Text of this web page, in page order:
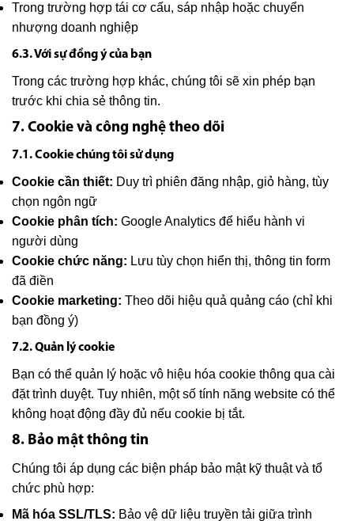
Trong trường hợp tái cơ cấu, sáp nhập hoặc chuyển
nhượng doanh nghiệp
6.3. Với sự đồng ý của bạn
Trong các trường hợp khác, chúng tôi sẽ xin phép bạn
trước khi chia sẻ thông tin.
7. Cookie và công nghệ theo dõi
7.1. Cookie chúng tôi sử dụng
Cookie cần thiết: Duy trì phiên đăng nhập, giỏ hàng, tùy
chọn ngôn ngữ
Cookie phân tích: Google Analytics để hiểu hành vi
người dùng
Cookie chức năng: Lưu tùy chọn hiển thị, thông tin form
đã điền
Cookie marketing: Theo dõi hiệu quả quảng cáo (chỉ khi
bạn đồng ý)
7.2. Quản lý cookie
Bạn có thể quản lý hoặc vô hiệu hóa cookie thông qua cài
đặt trình duyệt. Tuy nhiên, một số tính năng website có thể
không hoạt động đầy đủ nếu cookie bị tắt.
8. Bảo mật thông tin
Chúng tôi áp dụng các biện pháp bảo mật kỹ thuật và tổ
chức phù hợp:
Mã hóa SSL/TLS: Bảo vệ dữ liệu truyền tải giữa trình